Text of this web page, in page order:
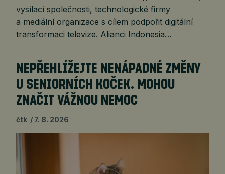
vysílací společnosti, technologické firmy
a mediální organizace s cílem podpořit digitální
transformaci televize. Alianci Indonesia…
NEPŘEHLÍŽEJTE NENÁPADNÉ ZMĚNY
U SENIORNÍCH KOČEK. MOHOU
ZNAČIT VÁŽNOU NEMOC
čtk 7. 8. 2026